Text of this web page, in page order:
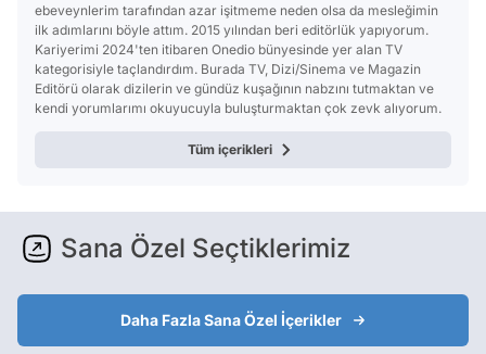
ebeveynlerim tarafından azar işitmeme neden olsa da mesleğimin
ilk adımlarını böyle attım. 2015 yılından beri editörlük yapıyorum.
Kariyerimi 2024'ten itibaren Onedio bünyesinde yer alan TV
kategorisiyle taçlandırdım. Burada TV, Dizi/Sinema ve Magazin
Editörü olarak dizilerin ve gündüz kuşağının nabzını tutmaktan ve
kendi yorumlarımı okuyucuyla buluşturmaktan çok zevk alıyorum.
Tüm içerikleri
Sana Özel Seçtiklerimiz
Daha Fazla Sana Özel İçerikler